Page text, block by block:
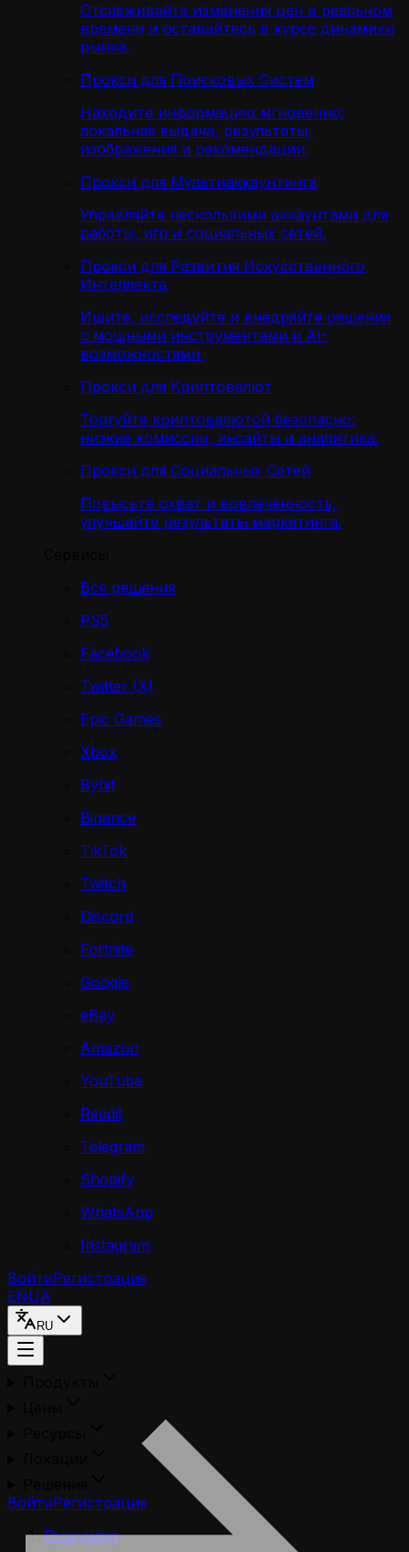
Отслеживайте изменения цен в реальном
времени и оставайтесь в курсе динамики
рынка.
Прокси для Поисковых Систем
Находите информацию мгновенно:
локальная выдача, результаты,
изображения и рекомендации.
Прокси для Мультиаккаунтинга
Управляйте несколькими аккаунтами для
работы, игр и социальных сетей.
Прокси для Развития Искусственного
Интеллекта
Ищите, исследуйте и внедряйте решения
с мощными инструментами и AI-
возможностями.
Прокси для Криптовалют
Торгуйте криптовалютой безопасно:
низкие комиссии, инсайты и аналитика.
Прокси для Социальных Сетей
Повысьте охват и вовлечённость,
улучшайте результаты маркетинга.
Все решения
PS5
Facebook
Twitter (X)
Epic Games
Xbox
Bybit
Binance
TikTok
Twitch
Discord
Fortnite
Google
eBay
Amazon
YouTube
Reddit
Telegram
Shopify
WhatsApp
Instagram
ВойтиРегистрация
ENUA
RU
ВойтиРегистрация
Proxywing